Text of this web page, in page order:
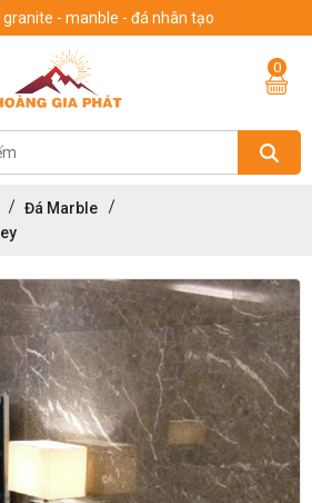
- manble - đá nhân tạo
0
Đá Marble